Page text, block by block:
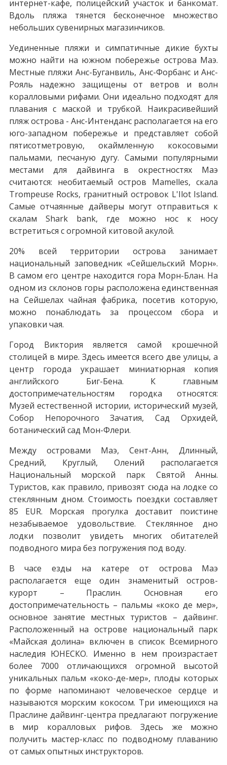
интернет-кафе, полицейский участок и банкомат.
Вдоль пляжа тянется бесконечное множество
небольших сувенирных магазинчиков.
Уединенные пляжи и симпатичные дикие бухты
можно найти на южном побережье острова Маэ.
Местные пляжи Анс-Буганвиль, Анс-Форбанс и Анс-
Рояль надежно защищены от ветров и волн
коралловыми рифами. Они идеально подходят для
плавания с маской и трубкой. Наикрасивейший
пляж острова - Анс-Интенданс располагается на его
юго-западном побережье и представляет собой
пятисотметровую, окаймленную кокосовыми
пальмами, песчаную дугу. Самыми популярными
местами для дайвинга в окрестностях Маэ
считаются: необитаемый остров Mamelles, скала
Trompeuse Rocks, гранитный островок L'Ilot Island.
Самые отчаянные дайверы могут отправиться к
скалам Shark bank, где можно нос к носу
встретиться с огромной китовой акулой.
20% всей территории острова занимает
национальный заповедник «Сейшельский Морн».
В самом его центре находится гора Морн-Блан. На
одном из склонов горы расположена единственная
на Сейшелах чайная фабрика, посетив которую,
можно понаблюдать за процессом сбора и
упаковки чая.
Город Виктория является самой крошечной
столицей в мире. Здесь имеется всего две улицы, а
центр города украшает миниатюрная копия
английского Биг-Бена. К главным
достопримечательностям городка относятся:
Музей естественной истории, исторический музей,
Собор Непорочного Зачатия, Сад Орхидей,
ботанический сад Мон-Флери.
Между островами Маэ, Сент-Анн, Длинный,
Средний, Круглый, Олений располагается
Национальный морской парк Святой Анны.
Туристов, как правило, привозят сюда на лодке со
стеклянным дном. Стоимость поездки составляет
85 EUR. Морская прогулка доставит поистине
незабываемое удовольствие. Стеклянное дно
лодки позволит увидеть многих обитателей
подводного мира без погружения под воду.
В часе езды на катере от острова Маэ
располагается еще один знаменитый остров-
курорт – Праслин. Основная его
достопримечательность – пальмы «коко де мер»,
основное занятие местных туристов – дайвинг.
Расположенный на острове национальный парк
«Майская долина» включен в список Всемирного
наследия ЮНЕСКО. Именно в нем произрастает
более 7000 отличающихся огромной высотой
уникальных пальм «коко-де-мер», плоды которых
по форме напоминают человеческое сердце и
называются морским кокосом. Три имеющихся на
Праслине дайвинг-центра предлагают погружение
в мир коралловых рифов. Здесь же можно
получить мастер-класс по подводному плаванию
от самых опытных инструкторов.